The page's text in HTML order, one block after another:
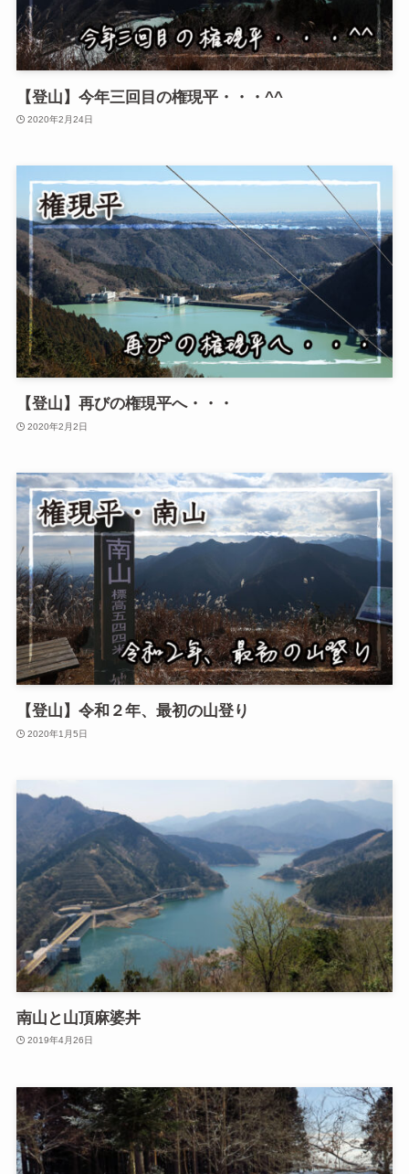
【登山】今年三回目の権現平・・・^^
2020年2月24日
【登山】再びの権現平へ・・・
2020年2月2日
【登山】令和２年、最初の山登り
2020年1月5日
南山と山頂麻婆丼
2019年4月26日